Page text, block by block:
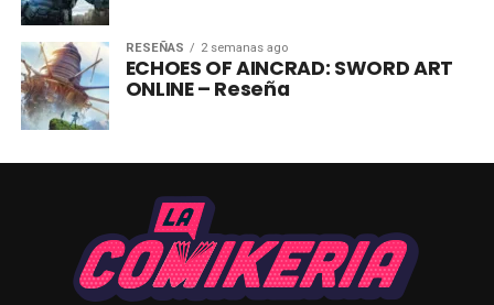
RESEÑAS 2 semanas ago
ECHOES OF AINCRAD: SWORD ART
ONLINE – Reseña